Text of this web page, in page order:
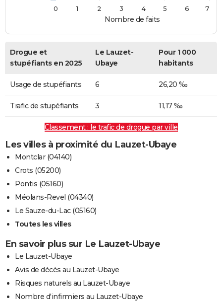
Nombre de faits
0
1 2 3 4 5 6 7
Drogue et
stupéfiants en 2025
Le Lauzet-
Ubaye
Pour 1 000
habitants
Usage de stupéfiants 6 26,20 ‰
Trafic de stupéfiants 3 11,17 ‰
Classement : le trafic de drogue par ville
Les villes à proximité du Lauzet-Ubaye
Montclar (04140)
Crots (05200)
Pontis (05160)
Méolans-Revel (04340)
Le Sauze-du-Lac (05160)
Toutes les villes
En savoir plus sur Le Lauzet-Ubaye
Le Lauzet-Ubaye
Avis de décès au Lauzet-Ubaye
Risques naturels au Lauzet-Ubaye
Nombre d'infirmiers au Lauzet-Ubaye